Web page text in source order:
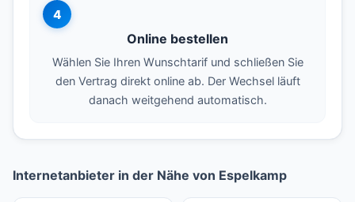
4
Online bestellen
Wählen Sie Ihren Wunschtarif und schließen Sie
den Vertrag direkt online ab. Der Wechsel läuft
danach weitgehend automatisch.
Internetanbieter in der Nähe von Espelkamp